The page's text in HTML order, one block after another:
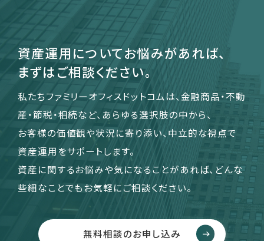
資産運用についてお悩みがあれば、
まずはご相談ください。
私たちファミリーオフィスドットコムは、金融商品・不動
産・節税・相続など、あらゆる選択肢の中から、
お客様の価値観や状況に寄り添い、中立的な視点で
資産運用をサポートします。
資産に関するお悩みや気になることがあれば、どんな
些細なことでもお気軽にご相談ください。
無料相談のお申し込み